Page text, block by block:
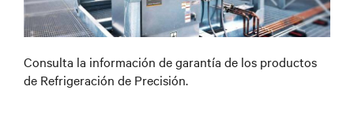
Consulta la información de garantía de los productos
de Refrigeración de Precisión.